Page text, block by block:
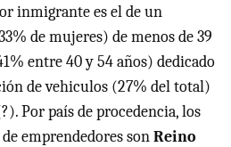
inmigrante es el de un
de mujeres) de menos de 39
entre 40 y 54 años) dedicado
de vehiculos (27% del total)
Por país de procedencia, los
emprendedores sonReino